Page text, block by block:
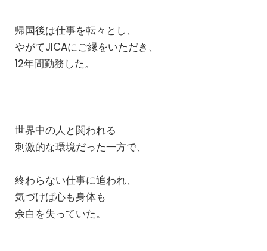
帰国後は仕事を転々とし、
やがてJICAにご縁をいただき、
12年間勤務した。
世界中の人と関われる
刺激的な環境だった一方で、
終わらない仕事に追われ、
気づけば心も身体も
余白を失っていた。